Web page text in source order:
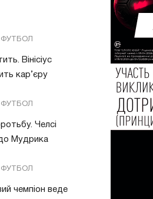
ФУТБОЛ
Вінісіус
кар’єру
ФУТБОЛ
Челсі
Мудрика
ФУТБОЛ
чемпіон веде